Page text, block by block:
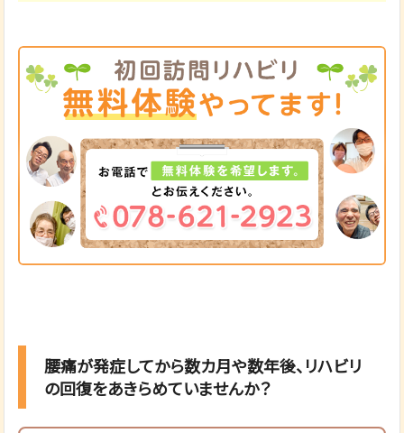
腰痛が発症してから数カ月や数年後、リハビリ
の回復をあきらめていませんか？